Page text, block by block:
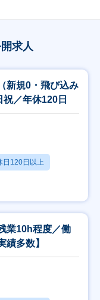
求人
新規0・飛び込み
／年休120日
日120日以上
業10h程度／働
績多数】